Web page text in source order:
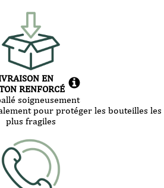
EN
RENFORCÉ
soigneusement
pour protéger les bouteilles les
plus fragiles